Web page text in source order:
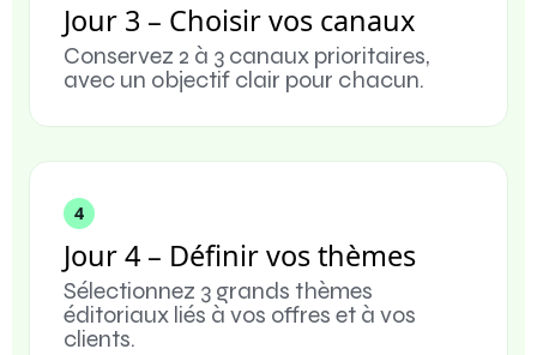
Jour 3 – Choisir vos canaux
Conservez 2 à 3 canaux prioritaires,
avec un objectif clair pour chacun.
4
Jour 4 – Définir vos thèmes
Sélectionnez 3 grands thèmes
éditoriaux liés à vos offres et à vos
clients.